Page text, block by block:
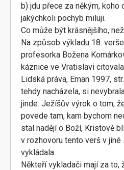
b) jdu přece za někým, koho
jakýchkoli pochyb miluji.
Co může být krásnějšího,
Na způsob výkladu 18.
profesorka Božena
káznice ve Vratislavi
Lidská práva, Eman 1997,
tehdy nacházela, si
jinde. Ježíšův výrok o tom,
povede tam, kam bychom
stal nadějí o Boží, Kristově
v rozhovoru tento verš v
vykládala.
Někteří vykladači mají za to,